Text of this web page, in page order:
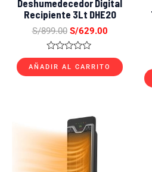
Deshumedecedor Digital
Recipiente 3Lt DHE20
S/899.00 S/629.00
Valorado
con
0
AÑADIR AL CARRITO
El
precio
original
era:
S/499.00.